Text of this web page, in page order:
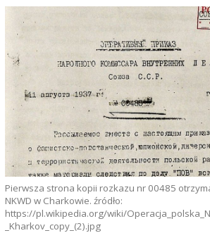
Pierwsza strona kopii rozkazu nr 00485
NKWD w Charkowie. źródło:
https://pl.wikipedia.org/wiki/
_Kharkov_copy_(2).jpg